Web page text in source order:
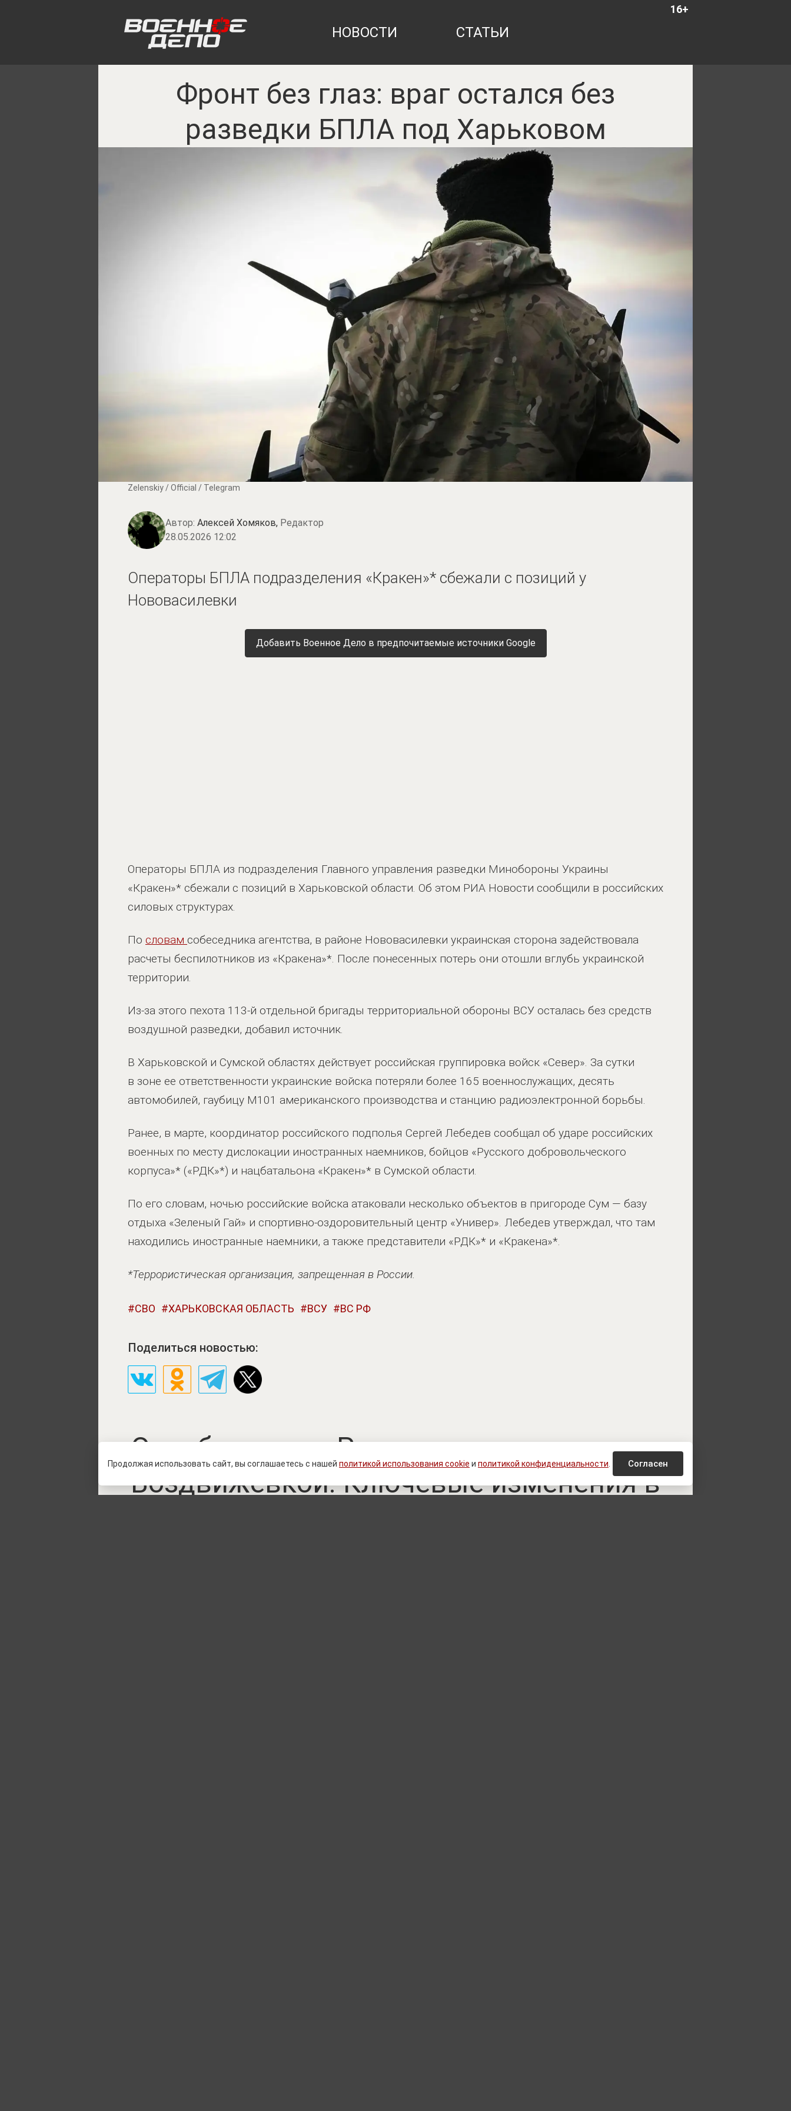
16+
НОВОСТИ СТАТЬИ
Фронт без глаз: враг остался без
разведки БПЛА под Харьковом
Zеlеnskiу / Оfficiаl / Telegram
Автор: Алексей Хомяков, Редактор
28.05.2026 12:02
Операторы БПЛА подразделения «Кракен»* сбежали с позиций у
Нововасилевки
Добавить Военное Дело в предпочитаемые источники Google
Операторы БПЛА из подразделения Главного управления разведки Минобороны Украины
«Кракен»* сбежали с позиций в Харьковской области. Об этом РИА Новости сообщили в российских
силовых структурах.
По словам собеседника агентства, в районе Нововасилевки украинская сторона задействовала
расчеты беспилотников из «Кракена»*. После понесенных потерь они отошли вглубь украинской
территории.
Из-за этого пехота 113-й отдельной бригады территориальной обороны ВСУ осталась без средств
воздушной разведки, добавил источник.
В Харьковской и Сумской областях действует российская группировка войск «Север». За сутки
в зоне ее ответственности украинские войска потеряли более 165 военнослужащих, десять
автомобилей, гаубицу М101 американского производства и станцию радиоэлектронной борьбы.
Ранее, в марте, координатор российского подполья Сергей Лебедев сообщал об ударе российских
военных по месту дислокации иностранных наемников, бойцов «Русского добровольческого
корпуса»* («РДК»*) и нацбатальона «Кракен»* в Сумской области.
По его словам, ночью российские войска атаковали несколько объектов в пригороде Сум — базу
отдыха «Зеленый Гай» и спортивно-оздоровительный центр «Универ». Лебедев утверждал, что там
находились иностранные наемники, а также представители «РДК»* и «Кракена»*.
*Террористическая организация, запрещенная в России.
СВО ХАРЬКОВСКАЯ ОБЛАСТЬ ВСУ ВС РФ
Поделиться новостью:
Освобождение Рыжевки, сражения под
Воздвижевкой. Ключевые изменения в
Продолжая использовать сайт, вы соглашаетесь с нашей политикой использования cookie и политикой конфиденциальности Согласен